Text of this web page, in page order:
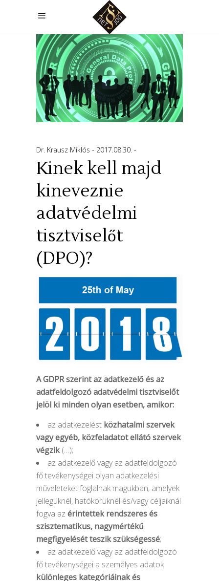
Dr. Krausz Miklós 2017.08.30.
Kinek kell majd
kineveznie
adatvédelmi
tisztviselőt
(DPO)?
A GDPR szerint az adatkezelő és az
adatfeldolgozó adatvédelmi tisztviselőt
jelöl ki minden olyan esetben, amikor:
az adatkezelést közhatalmi szervek
vagy egyéb, közfeladatot ellátó szervek
végzik(…);
az adatkezelő vagy az adatfeldolgozó
fő tevékenységei olyan adatkezelési
műveleteket foglalnak magukban, amelyek
jellegüknél, hatókörüknél és/vagy céljaiknál
fogva az érintettek rendszeres és
szisztematikus, nagymértékű
megfigyelését teszik szükségessé;
az adatkezelő vagy az adatfeldolgozó
fő tevékenységei a személyes adatok
különleges kategóriáinak és